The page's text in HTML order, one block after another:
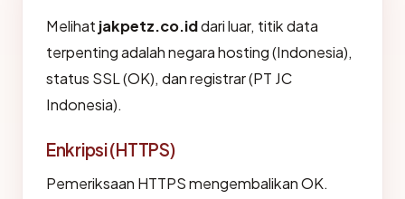
Melihat jakpetz.co.iddari luar, titik data
terpenting adalah negara hosting (Indonesia),
status SSL (OK), dan registrar (PT JC
Indonesia).
Enkripsi (HTTPS)
Pemeriksaan HTTPS mengembalikan OK.